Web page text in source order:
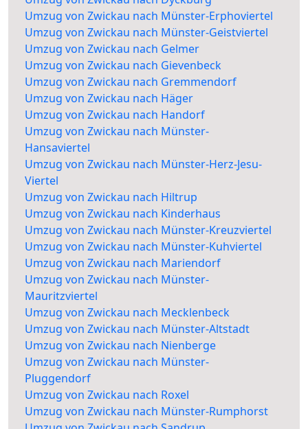
Umzug von Zwickau nach Münster-Erphoviertel
Umzug von Zwickau nach Münster-Geistviertel
Umzug von Zwickau nach Gelmer
Umzug von Zwickau nach Gievenbeck
Umzug von Zwickau nach Gremmendorf
Umzug von Zwickau nach Häger
Umzug von Zwickau nach Handorf
Umzug von Zwickau nach Münster-
Hansaviertel
Umzug von Zwickau nach Münster-Herz-Jesu-
Viertel
Umzug von Zwickau nach Hiltrup
Umzug von Zwickau nach Kinderhaus
Umzug von Zwickau nach Münster-Kreuzviertel
Umzug von Zwickau nach Münster-Kuhviertel
Umzug von Zwickau nach Mariendorf
Umzug von Zwickau nach Münster-
Mauritzviertel
Umzug von Zwickau nach Mecklenbeck
Umzug von Zwickau nach Münster-Altstadt
Umzug von Zwickau nach Nienberge
Umzug von Zwickau nach Münster-
Pluggendorf
Umzug von Zwickau nach Roxel
Umzug von Zwickau nach Münster-Rumphorst